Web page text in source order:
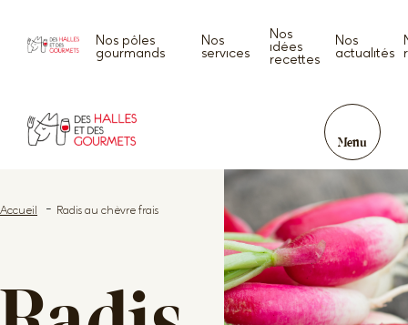
Nos pôles
gourmands
Nos
services
Nos
idées
recettes
Nos
actualités
Menu
Accueil Radis au chèvre frais